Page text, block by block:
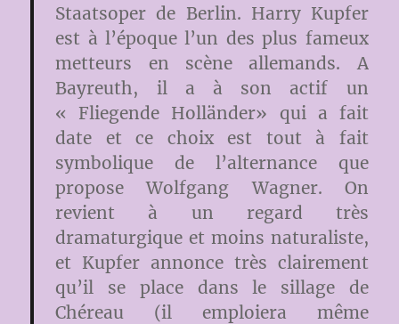
Staatsoper de Berlin. Harry Kupfer
est à l’époque l’un des plus fameux
metteurs en scène allemands. A
Bayreuth, il a à son actif un
« Fliegende Holländer» qui a fait
date et ce choix est tout à fait
symbolique de l’alternance que
propose Wolfgang Wagner. On
revient à un regard très
dramaturgique et moins naturaliste,
et Kupfer annonce très clairement
qu’il se place dans le sillage de
Chéreau (il emploiera même